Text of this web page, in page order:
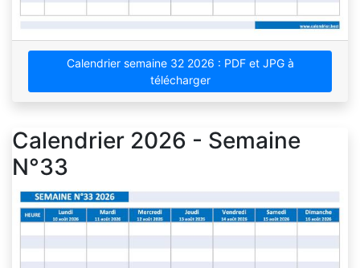
Calendrier semaine 32 2026 : PDF et JPG à
télécharger
Calendrier 2026 - Semaine
N°33